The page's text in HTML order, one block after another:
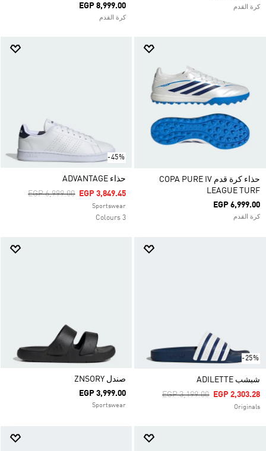
كرة القدم
EGP 8,999.00
كرة القدم
حذاء كرة قدم COPA PURE IV
LEAGUE TURF
EGP 6,999.00
كرة القدم
-45%
حذاء ADVANTAGE
Price Reduced From
EGP 6,999.00ToEGP 3,849.45
Sportswear
3 Colours
-25%
شبشب ADILETTE
Price Reduced From
EGP 3,199.00ToEGP 2,303.28
Originals
صندل ZNSORY
EGP 3,999.00
Sportswear